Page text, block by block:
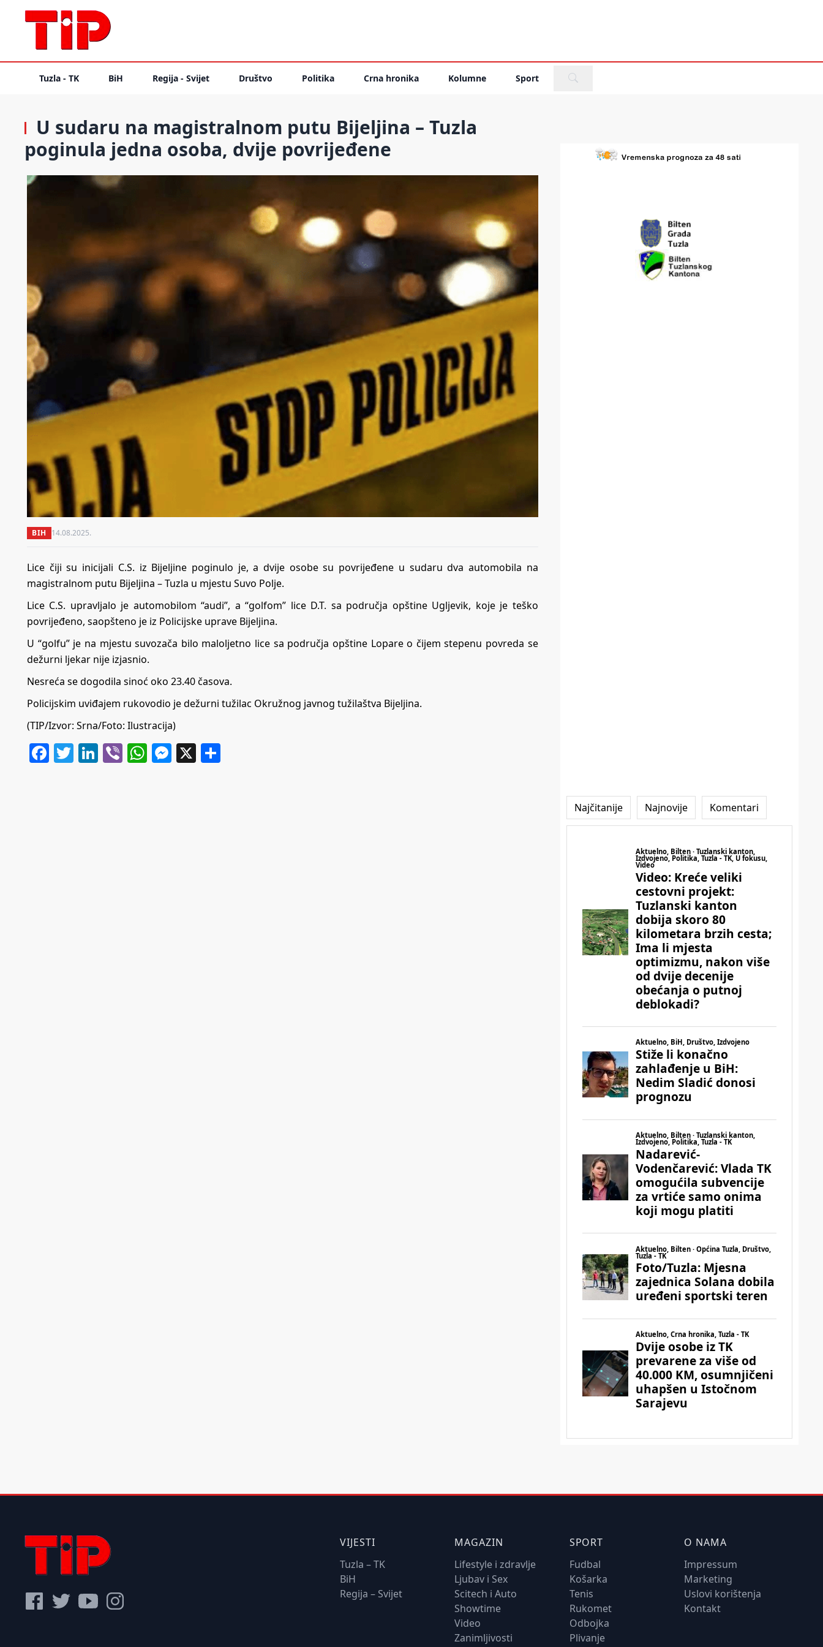
Tuzla - TK BiH Regija - Svijet Društvo Politika Crna hronika Kolumne Sport
U sudaru na magistralnom putu Bijeljina – Tuzla
poginula jedna osoba, dvije povrijeđene
BIH 14.08.2025.
Lice čiji su inicijali C.S. iz Bijeljine poginulo je, a dvije osobe su povrijeđene u sudaru dva automobila na
magistralnom putu Bijeljina – Tuzla u mjestu Suvo Polje.
Lice C.S. upravljalo je automobilom “audi”, a “golfom” lice D.T. sa područja opštine Ugljevik, koje je teško
povrijeđeno, saopšteno je iz Policijske uprave Bijeljina.
U “golfu” je na mjestu suvozača bilo maloljetno lice sa područja opštine Lopare o čijem stepenu povreda se
dežurni ljekar nije izjasnio.
Nesreća se dogodila sinoć oko 23.40 časova.
Policijskim uviđajem rukovodio je dežurni tužilac Okružnog javnog tužilaštva Bijeljina.
(TIP/Izvor: Srna/Foto: Ilustracija)
Facebook
Twitter
LinkedIn
ViberWhatsApp
Messenger
X
Najčitanije Najnovije Komentari
VIJESTI
Tuzla – TK
BiH
Regija – Svijet
MAGAZIN
Lifestyle i zdravlje
Ljubav i Sex
Scitech i Auto
Showtime
Video
Zanimljivosti
SPORT
Fudbal
Košarka
Tenis
Rukomet
Odbojka
Plivanje
O NAMA
Impressum
Marketing
Uslovi korištenja
Kontakt